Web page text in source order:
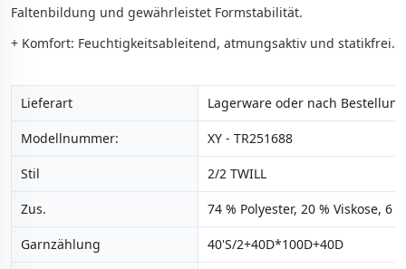
Faltenbildung und gewährleistet Formstabilität.
+ Komfort: Feuchtigkeitsableitend, atmungsaktiv und statikfrei.
Lieferart Lagerware oder nach
Modellnummer: XY - TR251688
Stil 2/2 TWILL
Zus. 74 % Polyester, 20 % Viskose, 6
Garnzählung 40'S/2+40D*100D+40D